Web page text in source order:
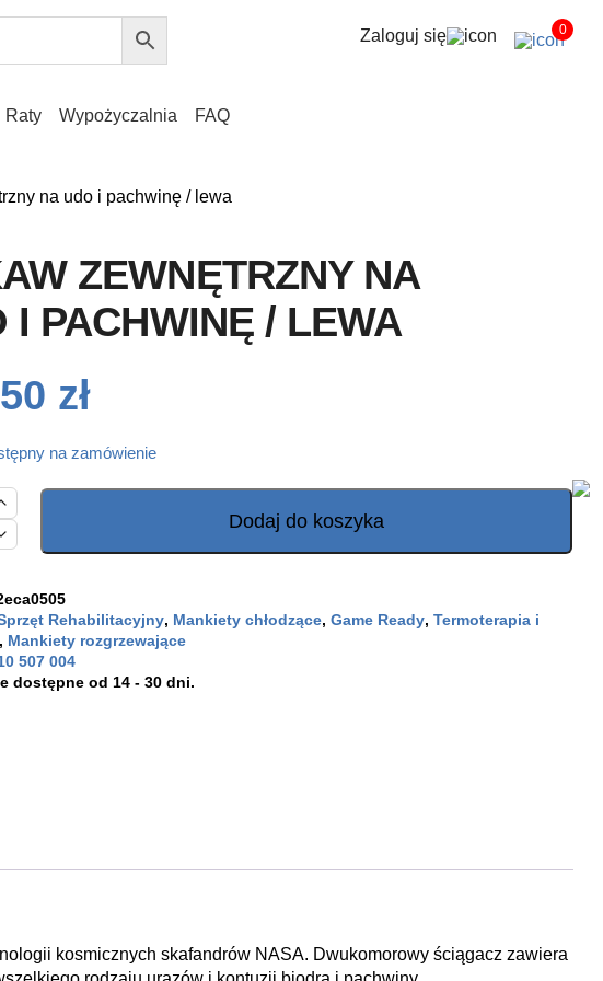
Zaloguj się 0
Raty Wypożyczalnia FAQ
na udo i pachwinę / lewa
ZEWNĘTRZNY NA
I PACHWINĘ / LEWA
zł
na zamówienie
Dodaj do koszyka
Rehabilitacyjny, Mankiety chłodzące, Game Ready, Termoterapia i
, Mankiety rozgrzewające
507 004
dostępne od 14 - 30 dni.
kosmicznych skafandrów NASA. Dwukomorowy ściągacz zawiera